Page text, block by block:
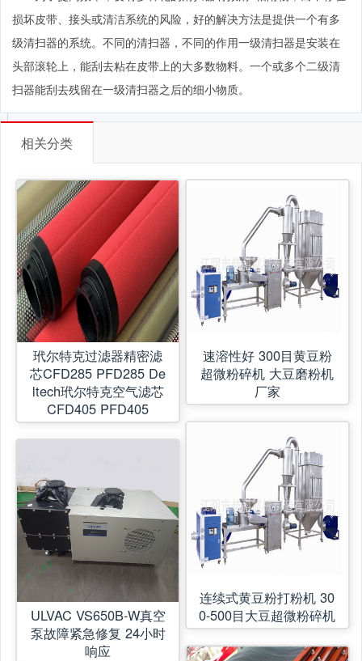
损坏皮带、接头或清洁系统的风险，好的解决方法是提供一个有多
级清扫器的系统。不同的清扫器，不同的作用一级清扫器是安装在
头部滚轮上，能刮去粘在皮带上的大多数物料。一个或多个二级清
扫器能刮去残留在一级清扫器之后的细小物质。
相关分类
玳尔特克过滤器精密滤
芯CFD285 PFD285 De
ltech玳尔特克空气滤芯
CFD405 PFD405
ULVAC VS650B-W真空
泵故障紧急修复 24小时
响应
速溶性好 300目黄豆粉
超微粉碎机 大豆磨粉机
厂家
连续式黄豆粉打粉机 30
0-500目大豆超微粉碎机